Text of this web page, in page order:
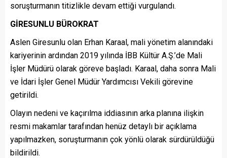
soruşturmanın titizlikle devam ettiği vurgulandı.
GİRESUNLU BÜROKRAT
Aslen Giresunlu olan Erhan Karaal, mali yönetim alanındaki
kariyerinin ardından 2019 yılında İBB Kültür A.Ş.’de Mali
İşler Müdürü olarak göreve başladı. Karaal, daha sonra Mali
ve İdari İşler Genel Müdür Yardımcısı Vekili görevine
getirildi.
Olayın nedeni ve kaçırılma iddiasının arka planına ilişkin
resmi makamlar tarafından henüz detaylı bir açıklama
yapılmazken, soruşturmanın çok yönlü olarak sürdürüldüğü
bildirildi.